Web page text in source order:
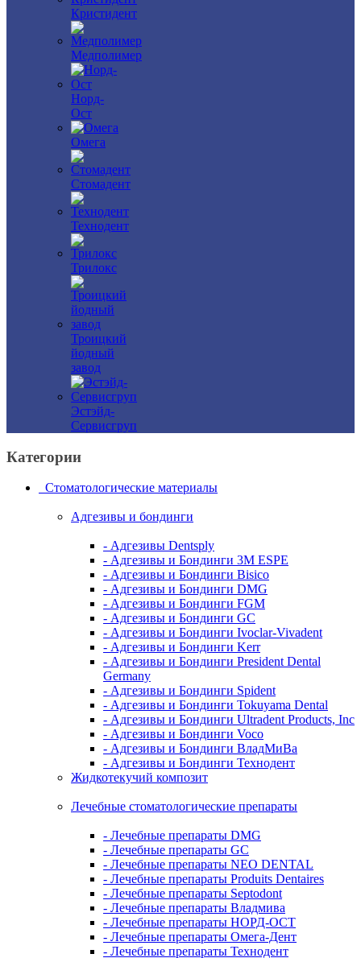
Кристидент
Медполимер
Норд-
Ост
Омега
Стомадент
Технодент
Трилокс
Троицкий
йодный
завод
Эстэйд-
Сервисгруп
Категории
Стоматологические материалы
Адгезивы и бондинги
- Адгезивы Dentsply
- Адгезивы и Бондинги 3M ESPE
- Адгезивы и Бондинги Bisico
- Адгезивы и Бондинги DMG
- Адгезивы и Бондинги FGM
- Адгезивы и Бондинги GC
- Адгезивы и Бондинги Ivoclar-Vivadent
- Адгезивы и Бондинги Kerr
- Адгезивы и Бондинги President Dental
Germany
- Адгезивы и Бондинги Spident
- Адгезивы и Бондинги Tokuyama Dental
- Адгезивы и Бондинги Ultradent Products, Inc
- Адгезивы и Бондинги Voco
- Адгезивы и Бондинги ВладМиВа
- Адгезивы и Бондинги Технодент
Жидкотекучий композит
Лечебные стоматологические препараты
- Лечебные препараты DMG
- Лечебные препараты GC
- Лечебные препараты NEO DENTAL
- Лечебные препараты Produits Dentaires
- Лечебные препараты Septodont
- Лечебные препараты Владмива
- Лечебные препараты НОРД-ОСТ
- Лечебные препараты Омега-Дент
- Лечебные препараты Технодент